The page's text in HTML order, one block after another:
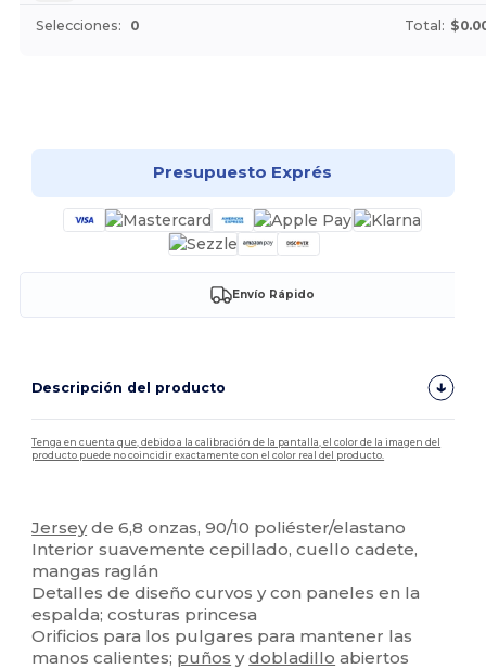
Selecciones: 0 Total:
Presupuesto Exprés
Envío Rápido
Descripción del producto
Tenga en cuenta que, debido a la calibración de la pantalla, el color de la imagen del
producto puede no coincidir exactamente con el color real del producto.
Jerseyde 6,8 onzas, 90/10 poliéster/elastano
Interior suavemente cepillado, cuello cadete,
mangas raglán
Detalles de diseño curvos y con paneles en la
espalda; costuras princesa
Orificios para los pulgares para mantener las
manos calientes; puños ydobladillo abiertos